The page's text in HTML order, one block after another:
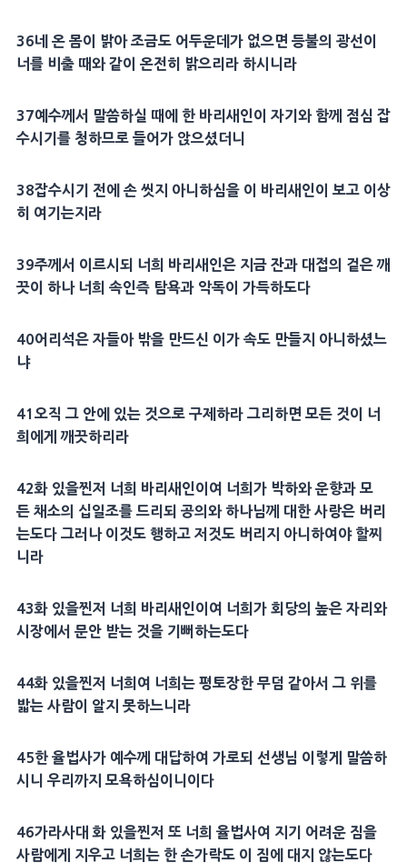
36네 온 몸이 밝아 조금도 어두운데가 없으면 등불의 광선이
너를 비출 때와 같이 온전히 밝으리라 하시니라
37예수께서 말씀하실 때에 한 바리새인이 자기와 함께 점심 잡
수시기를 청하므로 들어가 앉으셨더니
38잡수시기 전에 손 씻지 아니하심을 이 바리새인이 보고 이상
히 여기는지라
39주께서 이르시되 너희 바리새인은 지금 잔과 대접의 겉은 깨
끗이 하나 너희 속인즉 탐욕과 악독이 가득하도다
40어리석은 자들아 밖을 만드신 이가 속도 만들지 아니하셨느
냐
41 오직 그 안에 있는 것으로 구제 하라 그리하면 모든 것이 너
희에게 깨끗하리라
42화 있을찐저 너희 바리새인이여 너희가 박하와운향과 모
든 채소의 십일조를 드리되 공의 와 하나님께 대한 사랑은 버리
는도다 그러나 이것도 행하고 저것도 버리지 아니하여야 할찌
니라
43화 있을찐저 너희 바리새인이여 너희가 회당의 높은 자리 와
시장에서 문안받는 것을 기뻐하는도다
44화 있을찐저 너희여 너희는 평토장한 무덤 같아서 그 위를
밟는 사람이 알지 못하느니라
45한 율법사가 예수께 대답하여 가로되 선생님 이렇게 말씀하
시니 우리까지 모욕하심이니이다
46가라사대 화 있을찐저 또 너희 율법사여 지기 어려운 짐을
사람에게 지우고 너희는 한 손가락도 이 짐에 대지 않는도다